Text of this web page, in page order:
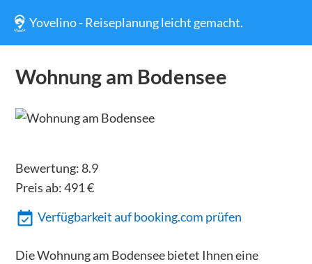
Yovelino - Reiseplanung leicht gemacht.
Wohnung am Bodensee
Bewertung: 8.9
Preis ab:491€
Verfügbarkeit auf booking.com prüfen
Die Wohnung am Bodensee bietet Ihnen eine